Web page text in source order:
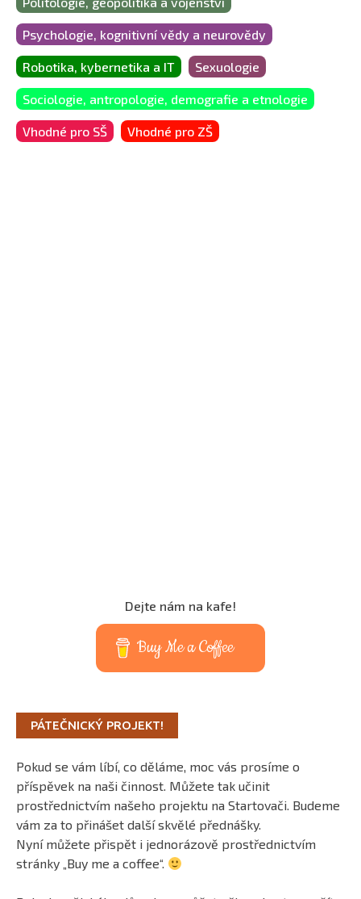
Psychologie, kognitivní vědy a neurovědy
Robotika, kybernetika a IT Sexuologie
Sociologie, antropologie, demografie a etnologie
Vhodné pro SŠ Vhodné pro ZŠ
Dejte nám na kafe!
Buy Me a Coffee
PÁTEČNICKÝ PROJEKT!
Pokud se vám líbí, co děláme, moc vás prosíme o
příspěvek na naši činnost. Můžete tak učinit
prostřednictvím našeho projektu na Startovači. Budeme
vám za to přinášet další skvělé přednášky.
Nyní můžete přispět i jednorázově prostřednictvím
stránky „Buy me a coffee“.